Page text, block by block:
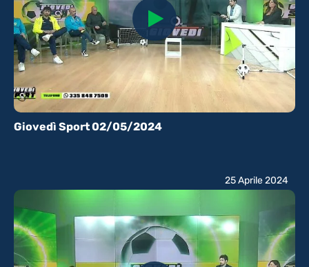
Giovedì Sport 02/05/2024
25 Aprile 2024